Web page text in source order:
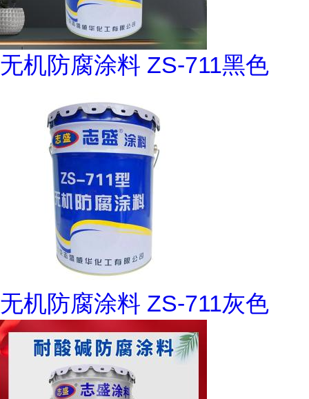
无机防腐涂料 ZS-711黑色
无机防腐涂料 ZS-711灰色